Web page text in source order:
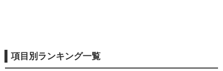
項目別ランキング一覧